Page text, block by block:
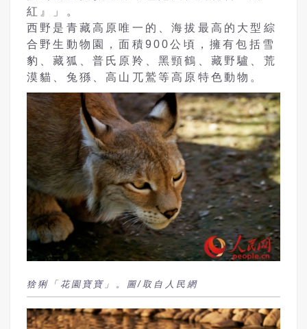
紅』」。
西野是青藏高原唯一的、海拔最高的大型綜
合野生動物園，面積900公頃，擁有包括雪
豹、藏狐、普氏原羚、黑頸鶴、藏野驢、荒
漠貓、兔猻、高山兀鷲等高原特色動物。
猞猁「花園寶寶」。圖/取自人民網